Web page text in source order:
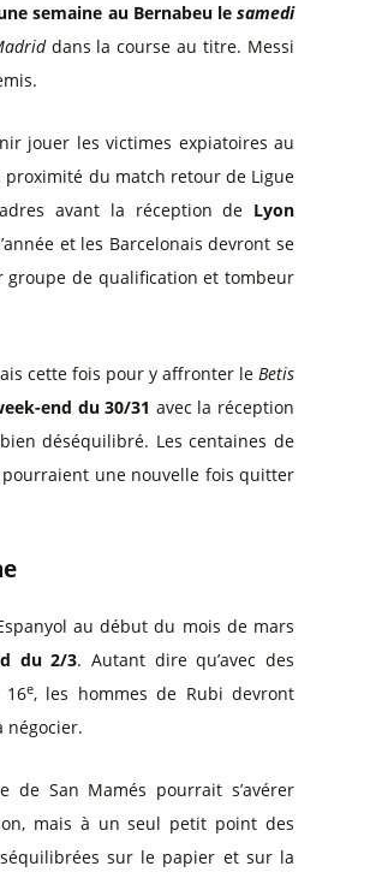
semaine au Bernabeu lesamedi
dans la course au titre. Messi
jouer les victimes expiatoires au
proximité du match retour de Ligue
avant la réception de Lyon
et les Barcelonais devront se
groupe de qualification et tombeur
cette fois pour y affronter le Betis
end du 30/31 avec la réception
déséquilibré. Les centaines de
une nouvelle fois quitter
au début du mois de mars
du 2/3. Autant dire qu’avec des
16e, les hommes de Rubi devront
négocier.
San Mamés pourrait s’avérer
mais à un seul petit point des
sur le papier et sur la